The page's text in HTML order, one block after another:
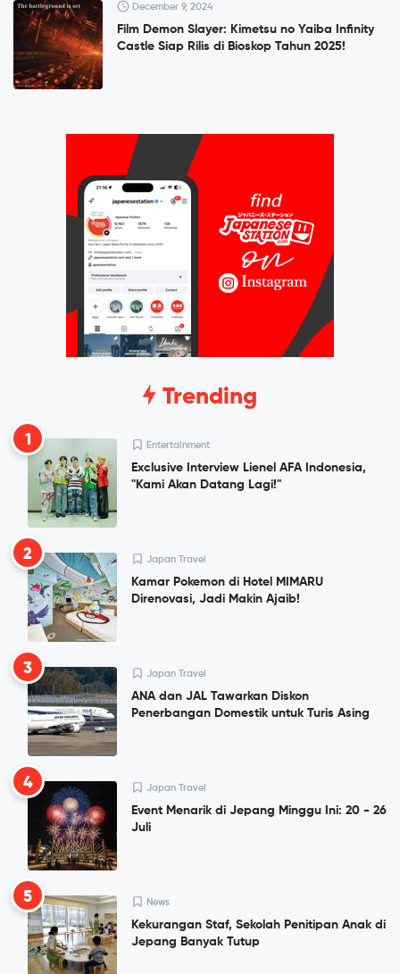
December 9, 2024
Film Demon Slayer: Kimetsu no Yaiba Infinity
Castle Siap Rilis di Bioskop Tahun 2025!
Trending
1 Entertainment
Exclusive Interview Lienel AFA Indonesia,
"Kami Akan Datang Lagi!"
2 Japan Travel
Kamar Pokemon di Hotel MIMARU
Direnovasi, Jadi Makin Ajaib!
3 Japan Travel
ANA dan JAL Tawarkan Diskon
Penerbangan Domestik untuk Turis Asing
4 Japan Travel
Event Menarik di Jepang Minggu Ini: 20 - 26
Juli
5 News
Kekurangan Staf, Sekolah Penitipan Anak di
Jepang Banyak Tutup